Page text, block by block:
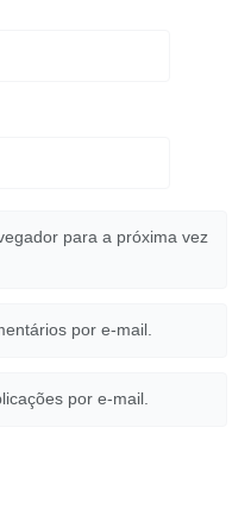
para a próxima vez
por e-mail.
por e-mail.